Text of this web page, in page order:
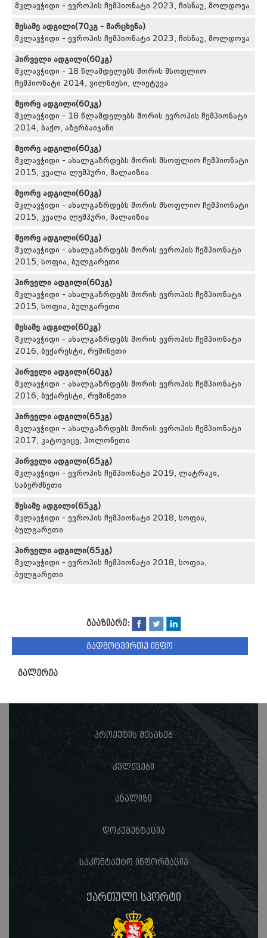
მკლავჭიდი - ევროპის ჩემპიონატი 2023, ჩისნაუ, მოლდოვა
მესამე ადგილი(70კგ - მარცხენა)
მკლავჭიდი - ევროპის ჩემპიონატი 2023, ჩისნაუ, მოლდოვა
პირველი ადგილი(60კგ)
მკლავჭიდი - 18 წლამდელებს შორის მსოფლიო
ჩემპიონატი 2014, ვილნიუსი, ლიეტუვა
მეორე ადგილი(60კგ)
მკლავჭიდი - 18 წლამდელებს შორის ევროპის ჩემპიონატი
2014, ბაქო, აზერბაიჯანი
მეორე ადგილი(60კგ)
მკლავჭიდი - ახალგაზრდებს შორის მსოფლიო ჩემპიონატი
2015, კუალა ლუმპური, მალაიზია
მეორე ადგილი(60კგ)
მკლავჭიდი - ახალგაზრდებს შორის მსოფლიო ჩემპიონატი
2015, კუალა ლუმპური, მალაიზია
მეორე ადგილი(60კგ)
მკლავჭიდი - ახალგაზრდებს შორის ევროპის ჩემპიონატი
2015, სოფია, ბულგარეთი
პირველი ადგილი(60კგ)
მკლავჭიდი - ახალგაზრდებს შორის ევროპის ჩემპიონატი
2015, სოფია, ბულგარეთი
მესამე ადგილი(60კგ)
მკლავჭიდი - ახალგაზრდებს შორის ევროპის ჩემპიონატი
2016, ბუქარესტი, რუმინეთი
პირველი ადგილი(60კგ)
მკლავჭიდი - ახალგაზრდებს შორის ევროპის ჩემპიონატი
2016, ბუქარესტი, რუმინეთი
პირველი ადგილი(65კგ)
მკლავჭიდი - ახალგაზრდებს შორის ევროპის ჩემპიონატი
2017, კატოვიცე, პოლონეთი
პირველი ადგილი(65კგ)
მკლავჭიდი - ევროპის ჩემპიონატი 2019, ლატრაკი,
საბერძნეთი
მესამე ადგილი(65კგ)
მკლავჭიდი - ევროპის ჩემპიონატი 2018, სოფია,
ბულგარეთი
პირველი ადგილი(65კგ)
მკლავჭიდი - ევროპის ჩემპიონატი 2018, სოფია,
ბულგარეთი
გააზიარე:
გადმოტვირთე ინფო
გალერეა
პროექტის შესახებ
კვლევები
ანალიზი
დოკუმენტაცია
საკონტაქტო ინფორმაცია
ქართული სპორტი